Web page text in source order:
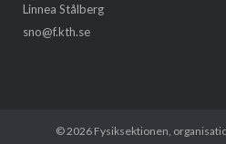
Linnea Stålberg
sno@f.kth.se
© 2026 Fysiksektionen ,